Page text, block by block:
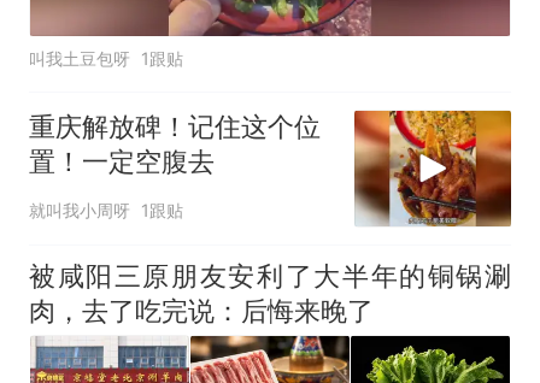
叫我土豆包呀 1跟贴
重庆解放碑！记住这个位
置！一定空腹去
就叫我小周呀 1跟贴
被咸阳三原朋友安利了大半年的铜锅涮
肉，去了吃完说：后悔来晚了